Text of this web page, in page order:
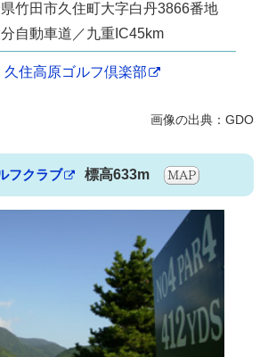
県竹田市久住町大字白丹3866番地
分自動車道／九重IC45km
久住高原ゴルフ倶楽部
フクラブ 標高633m